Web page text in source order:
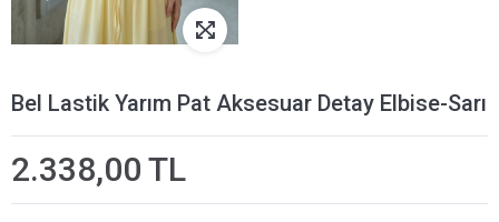
Bel Lastik Yarım Pat Aksesuar Detay Elbise-Sarı
2.338,00 TL